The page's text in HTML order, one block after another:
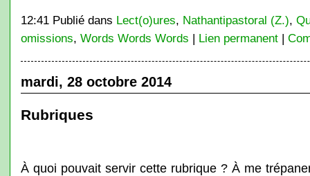
12:41 Publié dans Lect(o)ures, Nathantipastoral (Z.),
omissions, Words Words Words | Lien permanent|
mardi, 28 octobre 2014
Rubriques
À quoi pouvait servir cette rubrique ? À me